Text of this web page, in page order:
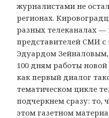
журналистами не
регионах.
разных телеканалах —
представителей СМИ с
Эдуардом
100 дням работы
как первый диалог
тематическом цикле
подчеркнем сразу: то,
этом газетном